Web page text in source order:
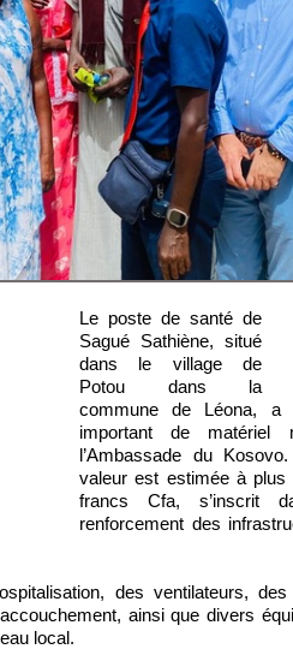
Le poste de santé de
Sagué Sathiène, situé
dans le village de
Potou dans la
commune de Léona, a
important de matériel
l’Ambassade du
valeur est estimée à
francs Cfa, s’inscrit
renforcement des
des ventilateurs,
ainsi que divers
local.